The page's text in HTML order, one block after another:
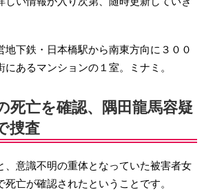
地下鉄・日本橋駅から南東方向に３００
あるマンションの１室。ミナミ。
死亡を確認、隅田龍馬容疑
捜査
、意識不明の重体となっていた被害者女
亡が確認されたということです。